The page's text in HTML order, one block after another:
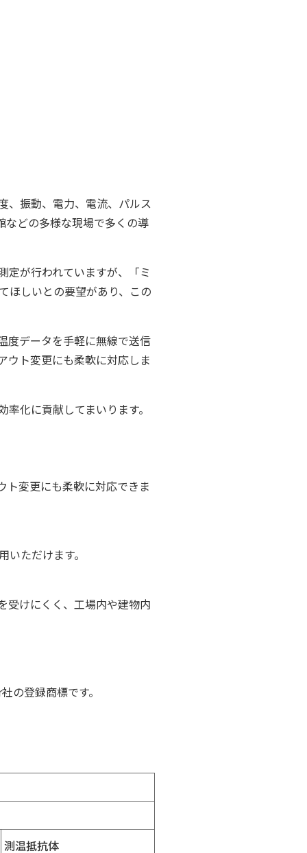
、振動、電力、電流、パルス
どの多様な現場で多くの導
定が行われていますが、「ミ
ほしいとの要望があり、この
度データを手軽に無線で送信
ウト変更にも柔軟に対応しま
化に貢献してまいります。
ト変更にも柔軟に対応できま
ただけます。
受けにくく、工場内や建物内
登録商標です。
測温抵抗体